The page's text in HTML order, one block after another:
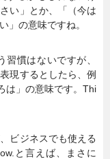
い」とか、「（今は
」の意味ですね。
慣はないですが、
現するとしたら、例
は」の意味です。Thi
ビジネスでも使える
と言えば、まさに